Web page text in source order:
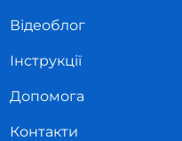
Відеоблог
Інструкції
Допомога
Контакти